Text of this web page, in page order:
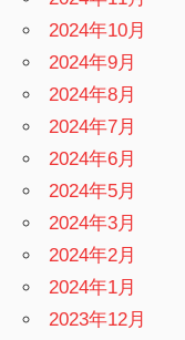
2024年10月
2024年9月
2024年8月
2024年7月
2024年6月
2024年5月
2024年3月
2024年2月
2024年1月
2023年12月